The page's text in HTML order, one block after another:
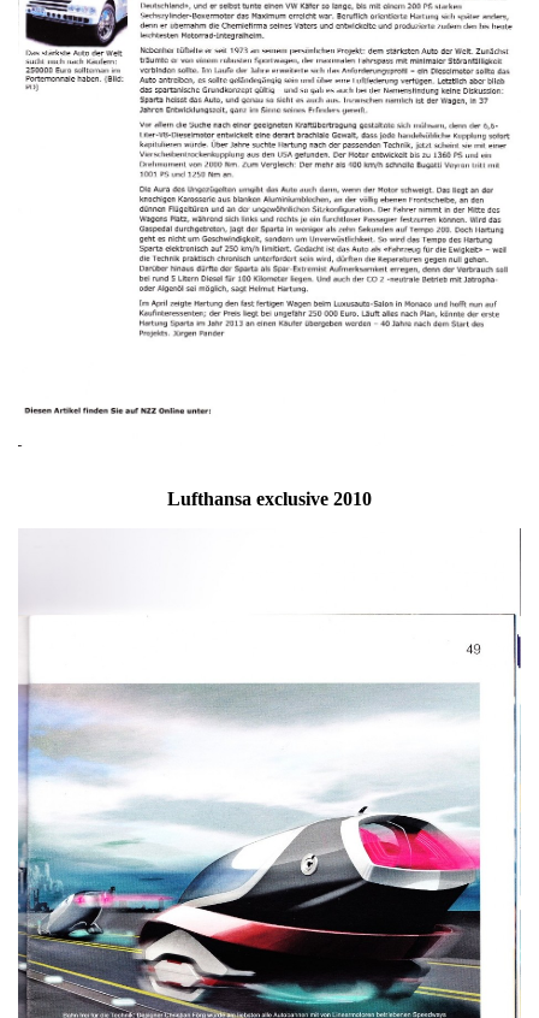
Lufthansa exclusive 2010